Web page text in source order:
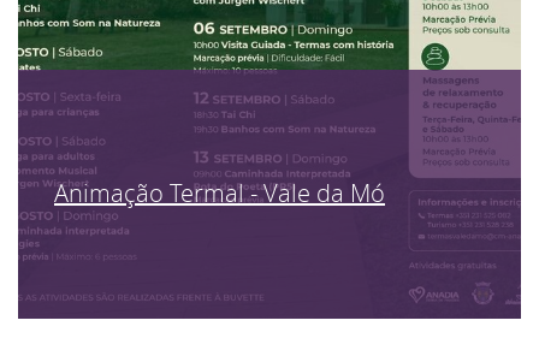
Animação Termal - Vale da Mó